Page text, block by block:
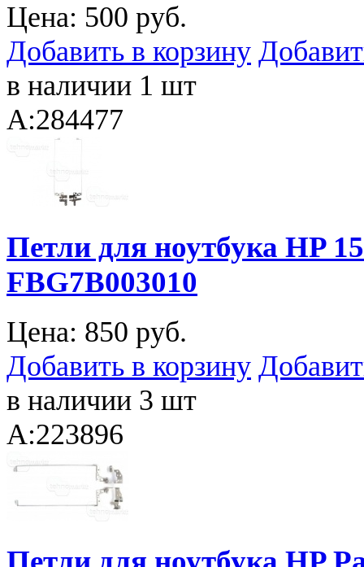
Цена: 500 руб.
Добавить в корзину
в наличии 1 шт
A:284477
Петли для ноутбука HP
FBG7B003010
Цена: 850 руб.
Добавить в корзину
в наличии 3 шт
A:223896